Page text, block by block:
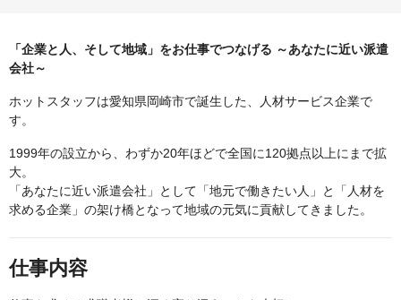
「企業と人、そして地域」をお仕事でつなげる ～あなたに近い派遣
会社～
ホットスタッフは愛知県岡崎市で誕生した、人材サービス企業で
す。
1999年の設立から、わずか20年ほどで全国に120拠点以上にまで拡
大。
「あなたに近い派遣会社」として「地元で働きたい人」と「人材を
求める企業」の架け橋となって地域の元気に貢献してきました。
仕事内容